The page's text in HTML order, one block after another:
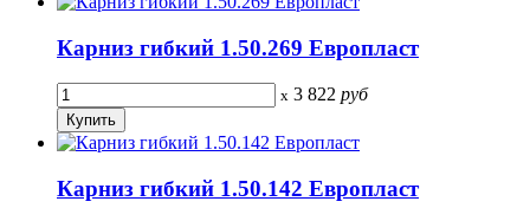
Карниз гибкий 1.50.269 Европласт
x 3 822 руб
Карниз гибкий 1.50.142 Европласт